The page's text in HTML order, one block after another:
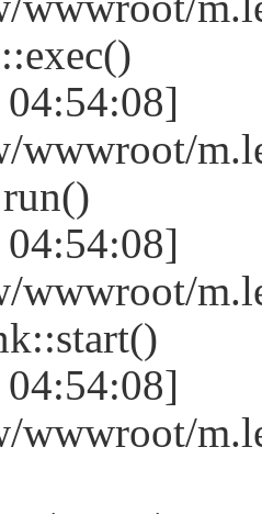
wwwroot/
wwwroot/
wwwroot/